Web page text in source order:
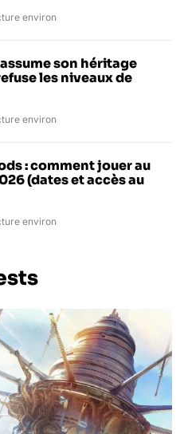
environ
son héritage
les niveaux de
environ
: comment jouer au
(dates et accès au
environ